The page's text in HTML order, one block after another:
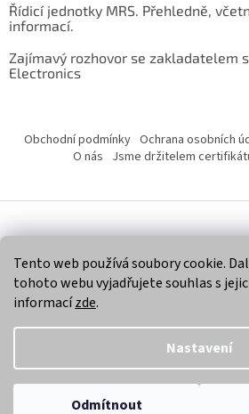
Tento web používá soubory cookie.
tohoto webu vyjadřujete souhlas s
informacízde.
Nastavení
Odmítnout
Řídicí jednotky MRS. Přehledně,
informací.
Zajímavý rozhovor se zakladatelem
Electronics
Obchodní podmínky Ochrana osobních
O nás Jsme držitelem
Copyright 2026